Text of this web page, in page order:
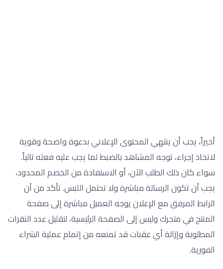
أخيراً، يجب أن ينتهي المحتوى الإعلاني بدعوة واضحة وقوية
لاتخاذ إجراء، توجه المشاهد بالضبط لما يجب عليه فعله تالياً.
سواء كان ذلك الطلب الآن، أو الاستفادة من الخصم المحدود،
يجب أن تكون الرسالة مباشرة ولا تحتمل اللبس. تأكد من أن
الرابط المرفق مع الإعلان يوجه العميل مباشرة إلى صفحة
المنتج في متجرك وليس إلى الصفحة الرئيسية، لتقليل عدد النقرات
المطلوبة وإزالة أي عقبات قد تمنعه من إتمام عملية الشراء
الفورية.